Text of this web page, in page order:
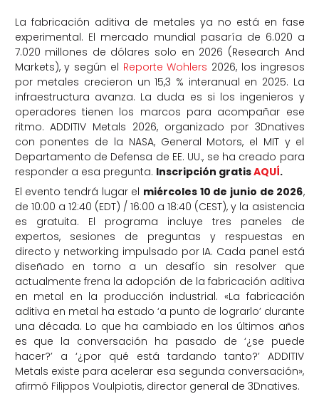
La fabricación aditiva de metales ya no está en fase
experimental. El mercado mundial pasaría de 6.020 a
7.020 millones de dólares solo en 2026 (Research And
Markets), y según el Reporte Wohlers 2026, los ingresos
por metales crecieron un 15,3 % interanual en 2025. La
infraestructura avanza. La duda es si los ingenieros y
operadores tienen los marcos para acompañar ese
ritmo. ADDITIV Metals 2026, organizado por 3Dnatives
con ponentes de la NASA, General Motors, el MIT y el
Departamento de Defensa de EE. UU., se ha creado para
responder a esa pregunta. Inscripción gratisAQUÍ.
El evento tendrá lugar el miércoles 10 de junio de 2026,
de 10:00 a 12:40 (EDT) / 16:00 a 18:40 (CEST), y la asistencia
es gratuita. El programa incluye tres paneles de
expertos, sesiones de preguntas y respuestas en
directo y networking impulsado por IA. Cada panel está
diseñado en torno a un desafío sin resolver que
actualmente frena la adopción de la fabricación aditiva
en metal en la producción industrial. «La fabricación
aditiva en metal ha estado ‘a punto de lograrlo’ durante
una década. Lo que ha cambiado en los últimos años
es que la conversación ha pasado de ‘¿se puede
hacer?’ a ‘¿por qué está tardando tanto?’ ADDITIV
Metals existe para acelerar esa segunda conversación»,
afirmó Filippos Voulpiotis, director general de 3Dnatives.